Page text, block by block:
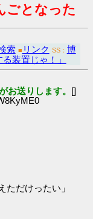
となった
索 ■ リンク SS： 博
装置じゃ！」
お送りします。 []
だけったい」